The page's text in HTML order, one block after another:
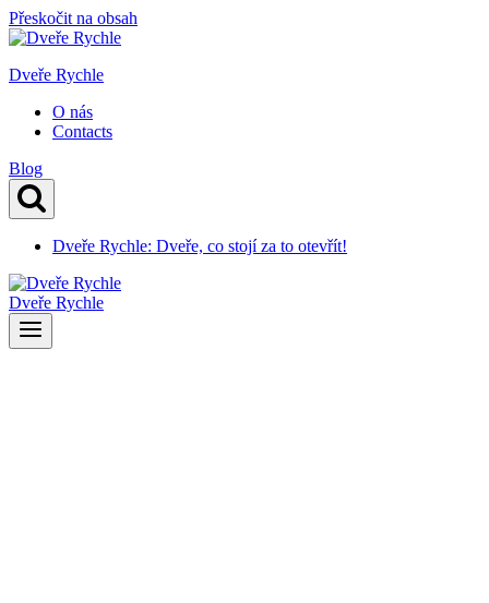
Přeskočit na obsah
Dveře Rychle
O nás
Contacts
Blog
Dveře Rychle: Dveře, co stojí za to otevřít!
Dveře Rychle